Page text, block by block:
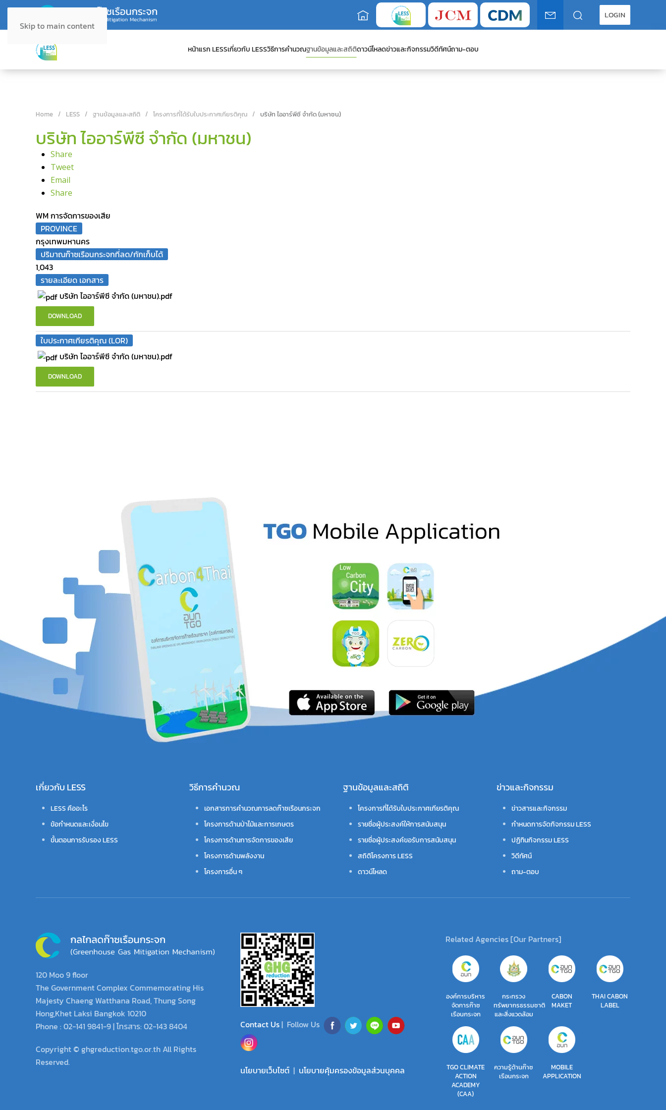
Skip to main content
LOGIN
หน้าแรก LESSเกี่ยวกับ LESSวิธีการคำนวณฐานข้อมูลและสถิติดาวน์โหลดข่าวและกิจกรรมวิดีทัศน์ถาม-ตอบ
Home LESS ฐานข้อมูลและสถิติ โครงการที่ได้รับใบประกาศเกียรติคุณ บริษัท ไออาร์พีซี จำกัด (มหาชน)
บริษัท ไออาร์พีซี จำกัด (มหาชน)
Share
Tweet
Email
Share
WM การจัดการของเสีย
PROVINCE
กรุงเทพมหานคร
ปริมาณก๊าซเรือนกระจกที่ลด/กักเก็บได้
1,043
รายละเอียด เอกสาร
บริษัท ไออาร์พีซี จำกัด (มหาชน).pdf
DOWNLOAD
ใบประกาศเกียรติคุณ (LOR)
บริษัท ไออาร์พีซี จำกัด (มหาชน).pdf
DOWNLOAD
เกี่ยวกับ LESS
LESS คืออะไร
ข้อกำหนดและเงื่อนไข
ขั้นตอนการรับรอง LESS
วิธีการคำนวณ
เอกสารการคำนวณการลดก๊าซเรือนกระจก
โครงการด้านป่าไม้และการเกษตร
โครงการด้านการจัดการของเสีย
โครงการด้านพลังงาน
โครงการอื่น ๆ
ฐานข้อมูลและสถิติ
โครงการที่ได้รับใบประกาศเกียรติคุณ
รายชื่อผู้ประสงค์ให้การสนับสนุน
รายชื่อผู้ประสงค์ขอรับการสนับสนุน
สถิติโครงการ LESS
ดาวน์โหลด
ข่าวและกิจกรรม
ข่าวสารและกิจกรรม
กำหนดการจัดกิจกรรม LESS
ปฏิทินกิจกรรม LESS
วิดีทัศน์
ถาม-ตอบ
120 Moo 9 floor
The Government Complex Commemorating His
Majesty Chaeng Watthana Road, Thung Song
Hong,Khet Laksi Bangkok 10210
Phone : 02-141 9841-9 | โทรสาร: 02-143 8404
Copyright © ghgreduction.tgo.or.th All Rights
Reserved.
Contact Us| Follow Us
นโยบายเว็บไซต์ | นโยบายคุ้มครองข้อมูลส่วนบุคคล
Related Agencies [Our Partners]
องค์การบริหาร
จัดการก๊าซ
เรือนกระจก
กระทรวง
ทรัพยากรธรรมชาติ
และสิ่งแวดล้อม
CABON
MAKET
THAI CABON
LABEL
TGO CLIMATE
ACTION
ACADEMY
(CAA)
ความรู้ด้านก๊าซ
เรือนกระจก
MOBILE
APPLICATION